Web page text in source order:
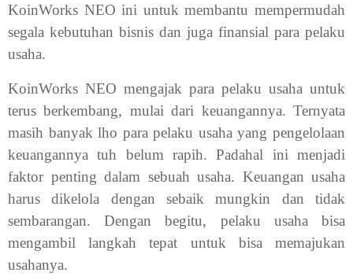
KoinWorks NEO ini untuk membantu mempermudah
segala kebutuhan bisnis dan juga finansial para pelaku
usaha.
KoinWorks NEO mengajak para pelaku usaha untuk
terus berkembang, mulai dari keuangannya. Ternyata
masih banyak lho para pelaku usaha yang pengelolaan
keuangannya tuh belum rapih. Padahal ini menjadi
faktor penting dalam sebuah usaha. Keuangan usaha
harus dikelola dengan sebaik mungkin dan tidak
sembarangan. Dengan begitu, pelaku usaha bisa
mengambil langkah tepat untuk bisa memajukan
usahanya.